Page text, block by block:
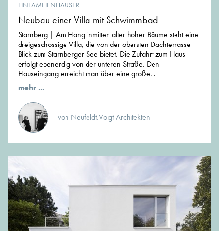
EINFAMILIENHÄUSER
Neubau einer Villa mit Schwimmbad
Starnberg | Am Hang inmitten alter hoher Bäume steht eine
dreigeschossige Villa, die von der obersten Dachterrasse
Blick zum Starnberger See bietet. Die Zufahrt zum Haus
erfolgt ebenerdig von der unteren Straße. Den
Hauseingang erreicht man über eine große...
mehr ...
von Neufeldt.Voigt Architekten